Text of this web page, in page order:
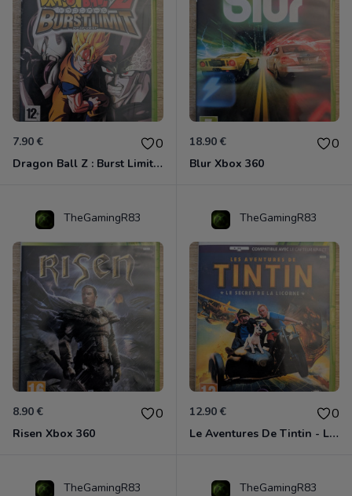
7.90 € 0
Dragon Ball Z : Burst Limit Xbox 360
18.90 € 0
Blur Xbox 360
TheGamingR83
8.90 € 0
Risen Xbox 360
TheGamingR83
12.90 € 0
Le Aventures De Tintin - Le Secret De La Licorne Xbox 360
TheGamingR83 TheGamingR83